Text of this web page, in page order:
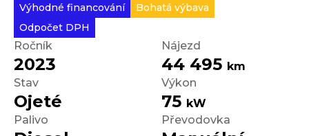
Výhodné financování
Bohatá výbava
Odpočet DPH
Ročník
2023
Nájezd
44 495 km
Stav
Ojeté
Výkon
75 kW
Palivo
Převodovka